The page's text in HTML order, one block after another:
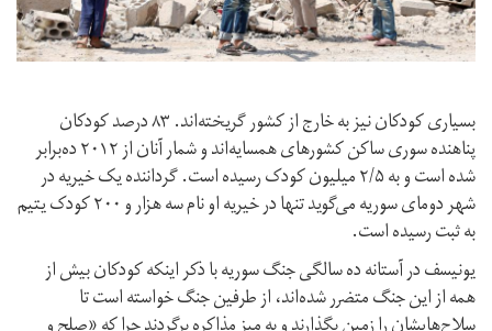
بسیاری کودکان نیز به خارج از کشور گریخته‌اند. ۸۳ درصد کودکان
پناهنده سوری ساکن کشورهای همسایه‌اند و شمار آنان از ۲۰۱۲ ده‌برابر
شده است و به ۲/۵ میلیون کودک رسیده است. گرداننده یک خیریه در
شهر دومای سوریه می‌گوید تنها در خیریه او نام سه‌ هزار و ۲۰۰ کودک یتیم
به ثبت رسیده است.
یونیسف در آستانه ده‌ سالگی جنگ سوریه با ذکر اینکه کودکان بیش از
همه از این جنگ متضرر شده‌اند، از طرفین جنگ خواسته است تا